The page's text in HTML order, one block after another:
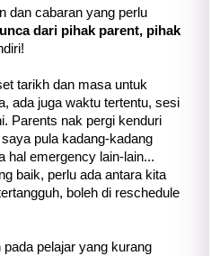
dan cabaran yang perlu
dari pihak parent, pihak
tarikh dan masa untuk
ada juga waktu tertentu, sesi
Parents nak pergi kenduri
pula kadang-kadang
hal emergency lain-lain...
baik, perlu ada antara kita
boleh di reschedule
pelajar yang kurang